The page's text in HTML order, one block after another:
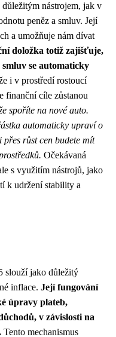
nástrojem, jak v
peněz a smluv. Její
a umožňuje nám dívat
doložka totiž zajišťuje,
se automaticky
i v prostředí rostoucí
finanční cíle zůstanou
spoříte na nové auto.
automaticky upraví o
růst cen budete mít
Očekávaná
s využitím nástrojů, jako
k udržení stability a
slouží jako důležitý
inflace. Její fungování
úpravy plateb,
v závislosti na
Tento mechanismus